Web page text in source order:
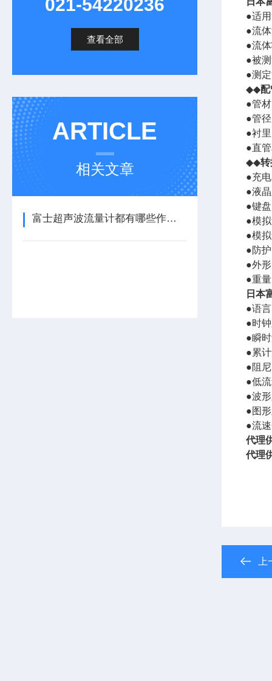
021-54220236
查看全部
ARTICLE
相关文章
富士超声波流量计都有哪些作用呢？
●适
●流
●流
●被
●测
◆◆配
●管
●管
●衬
●直
◆◆转
●充
●液
●键
●模
●模
●防
●外
●重
日本
●语
●时
●瞬
●累
●阻
●低
●波
●图
●流
代理
代理